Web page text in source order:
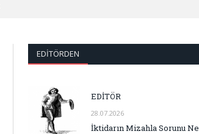
EDITÖRDEN
EDİTÖR
28.07.2026
İktidarın Mizahla Sorunu Ne